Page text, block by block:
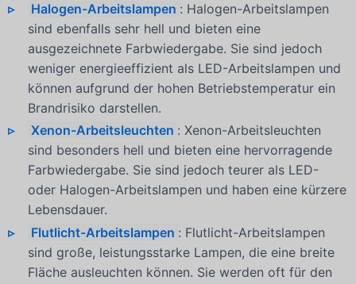
Halogen-Arbeitslampen : Halogen-Arbeitslampen
sind ebenfalls sehr hell und bieten eine
ausgezeichnete Farbwiedergabe. Sie sind jedoch
weniger energieeffizient als LED-Arbeitslampen und
können aufgrund der hohen Betriebstemperatur ein
Brandrisiko darstellen.
Xenon-Arbeitsleuchten : Xenon-Arbeitsleuchten
sind besonders hell und bieten eine hervorragende
Farbwiedergabe. Sie sind jedoch teurer als LED-
oder Halogen-Arbeitslampen und haben eine kürzere
Lebensdauer.
Flutlicht-Arbeitslampen : Flutlicht-Arbeitslampen
sind große, leistungsstarke Lampen, die eine breite
Fläche ausleuchten können. Sie werden oft für den